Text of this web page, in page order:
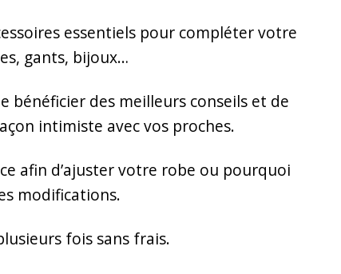
essentiels pour compléter votre
gants, bijoux…
bénéficier des meilleurs conseils et de
intimiste avec vos proches.
afin d’ajuster votre robe ou pourquoi
modifications.
fois sans frais.